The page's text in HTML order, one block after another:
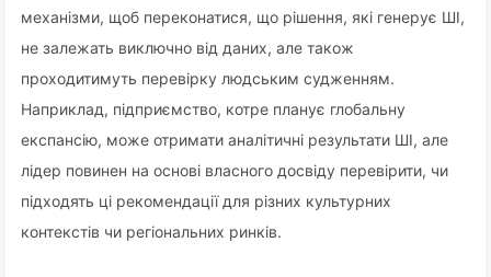
механізми, щоб переконатися, що рішення, які генерує ШІ,
не залежать виключно від даних, але також
проходитимуть перевірку людським судженням.
Наприклад, підприємство, котре планує глобальну
експансію, може отримати аналітичні результати ШІ, але
лідер повинен на основі власного досвіду перевірити, чи
підходять ці рекомендації для різних культурних
контекстів чи регіональних ринків.